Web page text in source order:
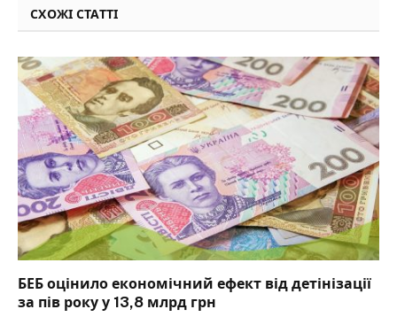
СХОЖІ СТАТТІ
БЕБ оцінило економічний ефект від детінізації
за пів року у 13,8 млрд грн